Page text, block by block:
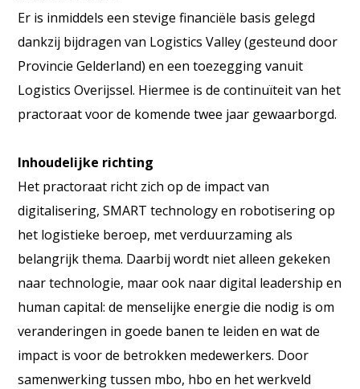
Er is inmiddels een stevige financiële basis gelegd
dankzij bijdragen van Logistics Valley (gesteund door
Provincie Gelderland) en een toezegging vanuit
Logistics Overijssel. Hiermee is de continuïteit van het
practoraat voor de komende twee jaar gewaarborgd.
Inhoudelijke richting
Het practoraat richt zich op de impact van
digitalisering, SMART technology en robotisering op
het logistieke beroep, met verduurzaming als
belangrijk thema. Daarbij wordt niet alleen gekeken
naar technologie, maar ook naar digital leadership en
human capital: de menselijke energie die nodig is om
veranderingen in goede banen te leiden en wat de
impact is voor de betrokken medewerkers. Door
samenwerking tussen mbo, hbo en het werkveld